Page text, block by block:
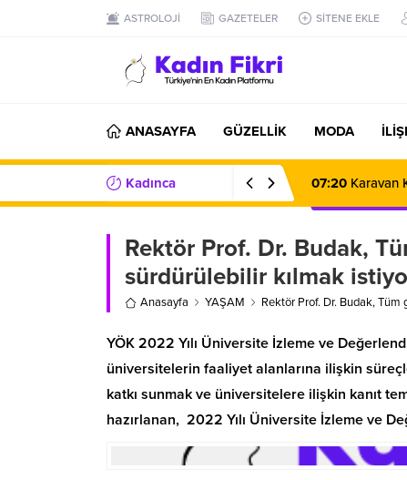
ASTROLOJİ GAZETELER SİTENE EKLE
ANASAYFA GÜZELLİK MODA
Kadınca 07:20 Karavan
Rektör Prof. Dr. Budak,
sürdürülebilir kılmak
Anasayfa YAŞAM Rektör Prof. Dr. Budak, Tüm
YÖK 2022 Yılı Üniversite İzleme ve
üniversitelerin faaliyet alanlarına ilişkin
katkı sunmak ve üniversitelere ilişkin kanıt
hazırlanan, 2022 Yılı Üniversite İzleme ve